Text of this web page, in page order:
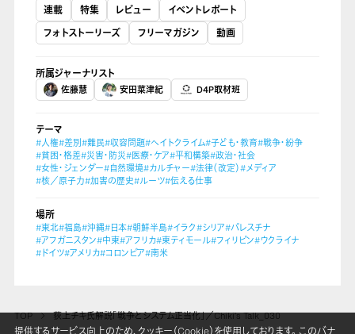
連載
特集 レビュー
イベントレポート
フォトストーリーズ
フリーマガジン 動画
所属ジャーナリスト
佐藤慧 安田菜津紀 D4P取材班
テーマ
#人権#差別#難民#収容問題#ヘイトクライム#子ども・教育#戦争・紛争
#貧困・格差#災害・防災#医療・ケア#平和構築#政治・社会
#女性・ジェンダー#自然環境#カルチャー#法律（改定）#メディア
#核／原子力#加害の歴史#ルーツ#伝える仕事
場所
#東北#福島#沖縄#日本#朝鮮半島#イラク#シリア#パレスチナ
#アフガニスタン#中東#アフリカ#東ティモール#フィリピン#ウクライナ
#ドイツ#アメリカ#コロンビア#南米
TOP 荻上チキ氏解説「戦争とシステム正当化」／Chiki’s Talk_030
提供するサービス向上のため、クッキー（Cookie）を使用しております。 このバナ